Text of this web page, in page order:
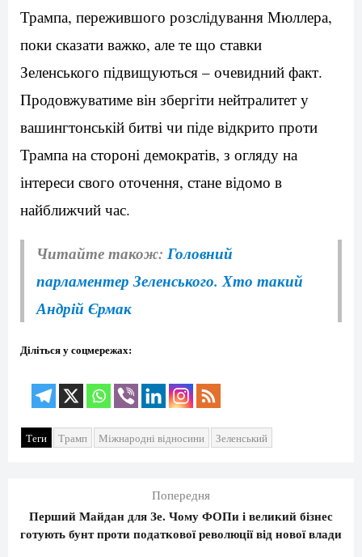
Трампа, пережившого розслідування Мюллера,
поки сказати важко, але те що ставки
Зеленського підвищуються – очевидний факт.
Продовжуватиме він збергіти нейтралитет у
вашингтонській битві чи піде відкрито проти
Трампа на стороні демократів, з огляду на
інтереси свого оточення, стане відомо в
найближчий час.
Читайте також: Головний
парламентер Зеленського. Хто такий
Андрій Єрмак
Діліться у соцмережах:
Теги Трамп Міжнародні відносини Зеленський
Попередня
Перший Майдан для Зе. Чому ФОПи і великий бізнес
готують бунт проти податкової революції від нової влади